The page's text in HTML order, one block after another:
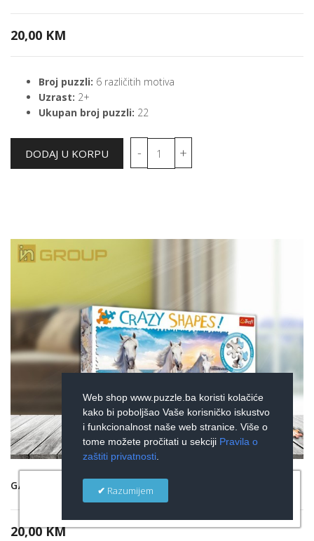
20,00 KM
Broj puzzli: 6 različitih motiva
Uzrast: 2+
Ukupan broj puzzli: 22
GALOP KONJA - CRAZY SHAPES
20,00 KM
Web shop www.puzzle.ba koristi kolačiće
kako bi poboljšao Vaše korisničko iskustvo
i funkcionalnost naše web stranice. Više o
tome možete pročitati u sekciji Pravila o
zaštiti privatnosti.
Razumijem